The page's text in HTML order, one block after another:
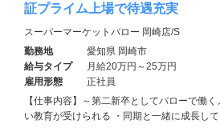
証プライム上場で待遇充実
スーパーマーケットバロー 岡崎店/S
勤務地
愛知県 岡崎市
給与タイプ
月給20万円～25万円
雇用形態
正社員
【仕事内容】～第二新卒としてバローで働
い教育が受けられる ・同期と一緒に成長し